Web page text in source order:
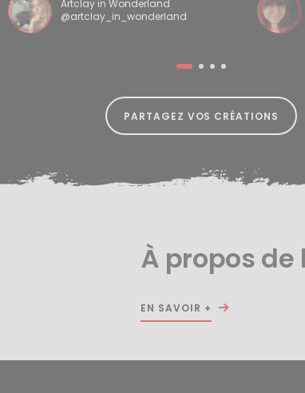
Artclay in Wonderland
@artclay_in_wonderland
PARTAGEZ VOS CRÉATIONS
À propos de
EN SAVOIR +